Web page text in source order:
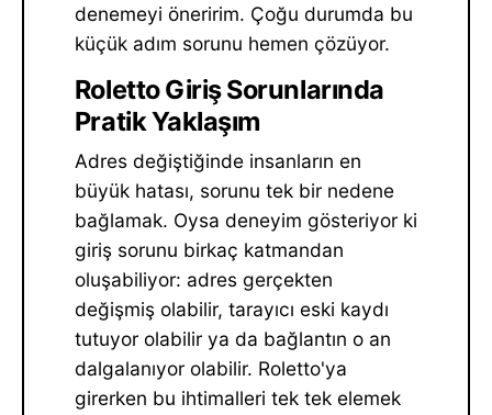
denemeyi öneririm. Çoğu durumda bu
küçük adım sorunu hemen çözüyor.
Roletto Giriş Sorunlarında
Pratik Yaklaşım
Adres değiştiğinde insanların en
büyük hatası, sorunu tek bir nedene
bağlamak. Oysa deneyim gösteriyor ki
giriş sorunu birkaç katmandan
oluşabiliyor: adres gerçekten
değişmiş olabilir, tarayıcı eski kaydı
tutuyor olabilir ya da bağlantın o an
dalgalanıyor olabilir. Roletto'ya
girerken bu ihtimalleri tek tek elemek